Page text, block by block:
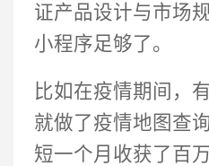
证产品设计与市场
小程序足够了。
比如在疫情期间，
就做了疫情地图查
短一个月收获了百